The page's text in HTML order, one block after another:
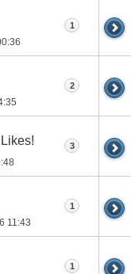
1
2
3
11:43
1
1